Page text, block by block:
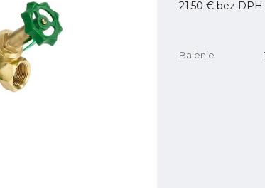
21,50 € bez DPH
Balenie